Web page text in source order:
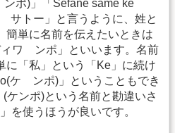
)」「Sefane same ke
トー」と言うように、姓と
簡単に名前を伝えたいときは
ィワ ンポ」といいます。名前
に「私」という「Ke」に続け
ケ ンポ)」ということもでき
ケンポ)という名前と勘違いさ
を使うほうが良いです。